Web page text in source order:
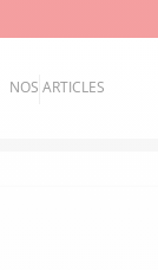
NOS ARTICLES